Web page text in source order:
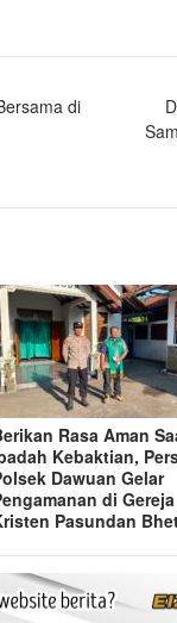
di
Rasa Aman
Kebaktian,
Dawuan Gelar
di Gereja
Pasundan